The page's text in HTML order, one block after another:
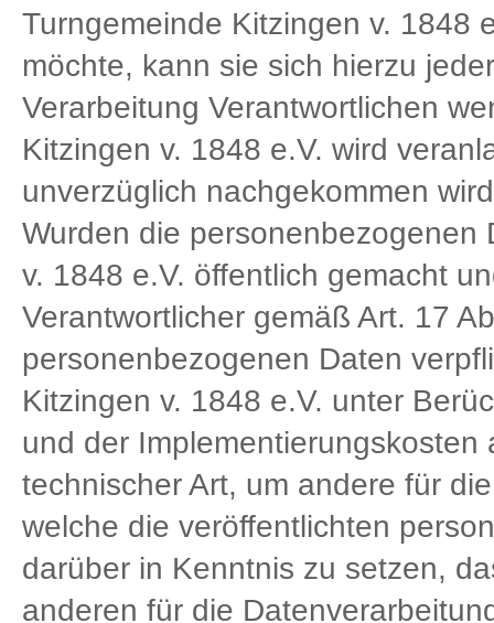
Turngemeinde Kitzingen v. 1848
möchte, kann sie sich hierzu
Verarbeitung Verantwortlichen
Kitzingen v. 1848 e.V. wird
unverzüglich nachgekommen
Wurden die personenbezogenen
v. 1848 e.V. öffentlich gemacht
Verantwortlicher gemäß Art. 17
personenbezogenen Daten
Kitzingen v. 1848 e.V. unter
und der
technischer Art, um andere für
welche die veröffentlichten
darüber in Kenntnis zu setzen,
anderen für die